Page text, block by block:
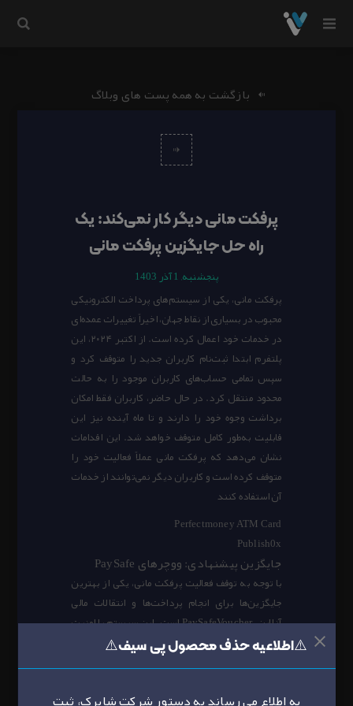
بازگشت به همه پست های وبلاگ
پرفکت مانی دیگر کار نمی‌کند: یک
راه حل جایگزین پرفکت مانی
پنجشنبه, 1 آذر 1403
پرفکت مانی، یکی از سیستم‌های پرداخت الکترونیکی
محبوب در بسیاری از نقاط جهان، اخیراً تغییرات عمده‌ای
در خدمات خود اعمال کرده است. از اکتبر ۲۰۲۴، این
پلتفرم ابتدا ثبت‌نام کاربران جدید را متوقف کرد و
سپس تمامی حساب‌های کاربران موجود را به حالت
محدود منتقل کرد. در حال حاضر، کاربران فقط امکان
برداشت وجوه خود را دارند و تا ماه آینده نیز این
قابلیت به‌طور کامل متوقف خواهد شد. این اقدامات
نشان می‌دهد که پرفکت مانی عملاً فعالیت خود را
متوقف کرده است و کاربران دیگر نمی‌توانند از خدمات
آن استفاده کنند​
Perfectmoney ATM Card
Publish0x
جایگزین پیشنهادی: ووچرهای PaySafe
با توجه به توقف فعالیت پرفکت مانی، یکی از بهترین
جایگزین‌ها برای انجام پرداخت‌ها و انتقالات مالی
آنلاین، PaySafeVoucher است. این سیستم با امنیت
بالا و امکانات گسترده، جایگزین مناسبی برای کاربران
⚠️اطلاعیه حذف محصول پی سیف⚠️